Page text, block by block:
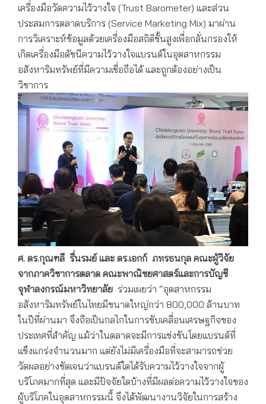
เครื่องมือวัดความไว้วางใจ (Trust Barometer) และส่วน
ประสมการตลาดบริการ (Service Marketing Mix) มาผ่าน
การวิเคราะห์ข้อมูลด้วยเครื่องมือสถิติชั้นสูงเพื่อกลั่นกรองให้
เกิดเครื่องมือดัชนีความไว้วางใจแบรนด์ในอุตสาหกรรม
อสังหาริมทรัพย์ที่มีความเชื่อถือได้ และถูกต้องอย่างเป็น
วิชาการ
ศ. ดร.กุณฑลี รื่นรมย์ และ ดร.เอกก์ ภทรธนกุล คณะผู้วิจัย
จากภาควิชาการตลาด คณะพาณิชยศาสตร์และการบัญชี
จุฬาลงกรณ์มหาวิทยาลัย ร่วมเผยว่า “อุตสาหกรรม
อสังหาริมทรัพย์ในไทยมีขนาดใหญ่กว่า 800,000 ล้านบาท
ในปีที่ผ่านมา จึงถือเป็นกลไกในการขับเคลื่อนเศรษฐกิจของ
ประเทศที่สำคัญ แม้ว่าในตลาดจะมีการแข่งขันโดยแบรนด์ที่
แข็งแกร่งจำนวนมาก แต่ยังไม่มีเครื่องมือที่จะสามารถช่วย
วัดผลอย่างชัดเจนว่าแบรนด์ใดได้รับความไว้วางใจจากผู้
บริโภคมากที่สุด และมีปัจจัยใดบ้างที่มีผลต่อความไว้วางใจของ
ผู้บริโภคในอุตสาหกรรมนี้ จึงได้พัฒนางานวิจัยในการสร้าง